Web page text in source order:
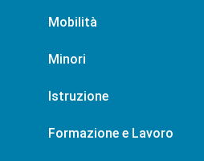
Mobilità
Minori
Istruzione
Formazione e Lavoro